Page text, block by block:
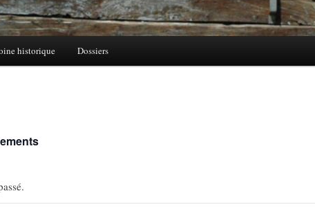
historique Dossiers